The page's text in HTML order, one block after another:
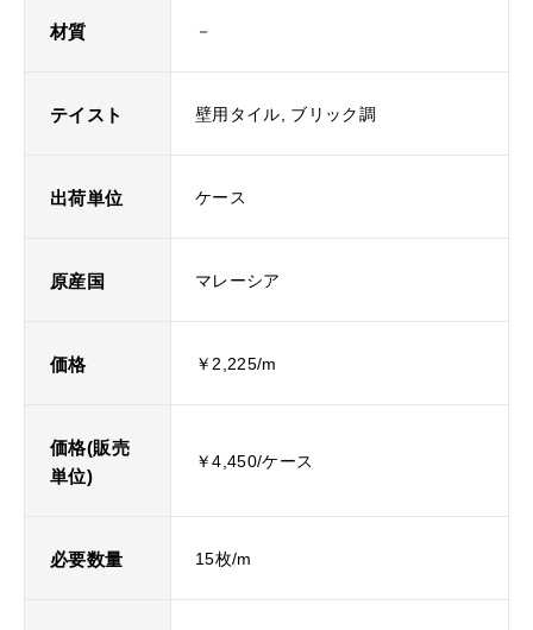
材質 －
テイスト 壁用タイル, ブリック調
出荷単位 ケース
原産国 マレーシア
価格 ￥2,225/m
価格(販売
単位)
￥4,450/ケース
必要数量 15枚/m